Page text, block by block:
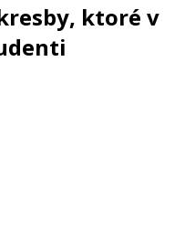
ktoré v